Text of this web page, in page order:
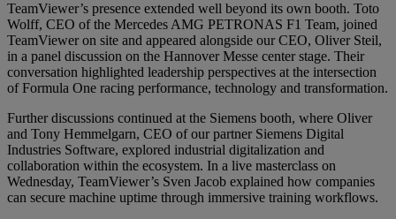
TeamViewer’s presence extended well beyond its own booth. Toto
Wolff, CEO of the Mercedes AMG PETRONAS F1 Team, joined
TeamViewer on site and appeared alongside our CEO, Oliver Steil,
in a panel discussion on the Hannover Messe center stage. Their
conversation highlighted leadership perspectives at the intersection
of Formula One racing performance, technology and transformation.
Further discussions continued at the Siemens booth, where Oliver
and Tony Hemmelgarn, CEO of our partner Siemens Digital
Industries Software, explored industrial digitalization and
collaboration within the ecosystem. In a live masterclass on
Wednesday, TeamViewer’s Sven Jacob explained how companies
can secure machine uptime through immersive training workflows.